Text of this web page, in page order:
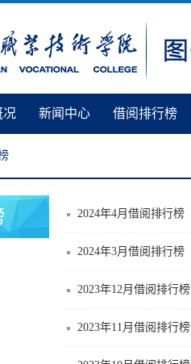
况 新闻中心 借阅排行榜
2024年4月借阅排行榜
2024年3月借阅排行榜
2023年12月借阅排行榜
2023年11月借阅排行榜